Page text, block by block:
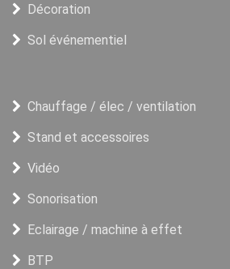
Décoration
Sol événementiel
Chauffage / élec / ventilation
Stand et accessoires
Vidéo
Sonorisation
Eclairage / machine à effet
BTP